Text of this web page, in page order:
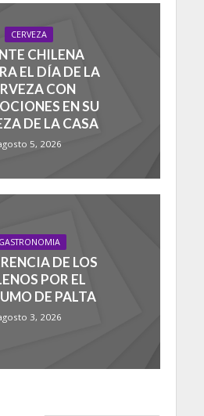
CERVEZA
CHILENA
EL DÍA DE LA
CON
EN SU
DE LA CASA
5, 2026
GASTRONOMIA
DE LOS
POR EL
DE PALTA
3, 2026